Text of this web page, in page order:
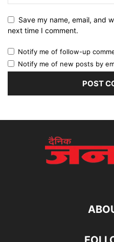
Save my name, email, and
next time I comment.
Notify me of follow-up
Notify me of new posts by